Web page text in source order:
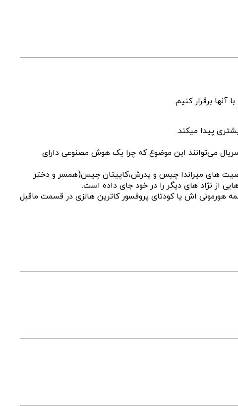
برقرار کنیم.
می‌توانند این موضوع که چرا یک هوش مصنوعی دارای
های میراندا چیس و پدرش،کاپیتان چیس(همسر و دختر
از نژاد های دیگر را در خود جای داده است.
نیست.مثل اقدام کای(تک تیرانداز گروه جان ۱۱۷)برای خارج کردن ساچمه هورمونی اش یا کودتای پروفسور کاترین هالزی در قسمت ماقبل